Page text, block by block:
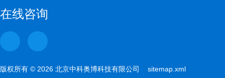
在线咨询
版权所有 © 2026 北京中科奥博科技有限公司 sitemap.xml